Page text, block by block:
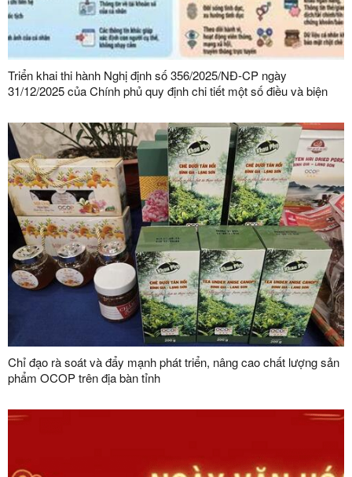
Triển khai thi hành Nghị định số 356/2025/NĐ-CP ngày
31/12/2025 của Chính phủ quy định chi tiết một số điều và biện
Sơn
Chỉ đạo rà soát và đẩy mạnh phát triển, nâng cao chất lượng sản
phẩm OCOP trên địa bàn tỉnh